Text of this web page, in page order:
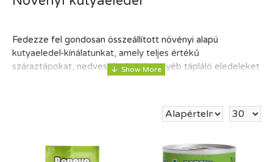
Fedezze fel gondosan összeállított növényi alapú
kutyaeledel-kínálatunkat, amely teljes értékű
száraztápokat, nedvestápokat és egyéb tápláló eledeleket
szerepelnek, amelyek kiegyensúlyozott táplálást
felelősségteljesebb és fenntarthatóbb életmódhoz.
Választékunk kölyökkutyák, felnőtt kutyák és idős kutyák